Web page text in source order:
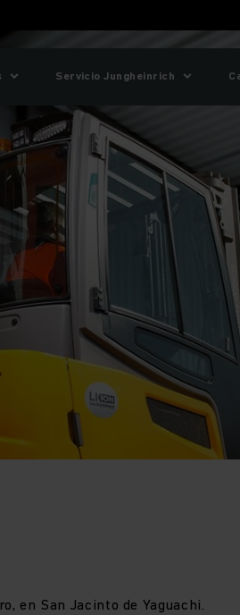
Servicio Jungheinrich
en San Jacinto de Yaguachi.